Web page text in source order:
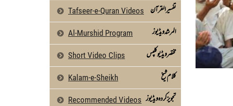
Tafseer-e-Quran Videos تفسیرالقرآن
Al-Murshid Program المرشد ویڈیوز
Short Video Clips مختصر ویڈیو کلپس
Kalam-e-Sheikh كلام شیخ
Recommended Videos تجویز کردہ ویڈیوز